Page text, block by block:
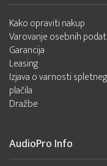
Kako opraviti nakup
Varovanje osebnih
Garancija
Leasing
Izjava o varnosti
plačila
Dražbe
AudioPro Info